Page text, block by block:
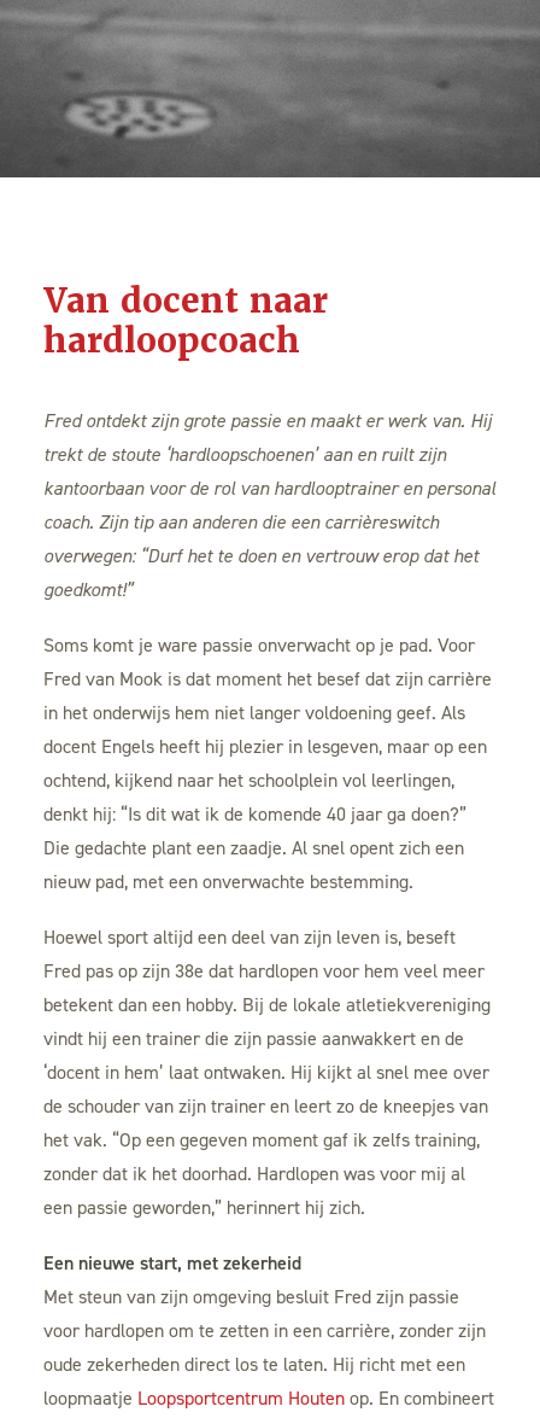
Van docent naar
hardloopcoach
Fred ontdekt zijn grote passie en maakt er werk van. Hij
trekt de stoute ‘hardloopschoenen’ aan en ruilt zijn
kantoorbaan voor de rol van hardlooptrainer en personal
coach. Zijn tip aan anderen die een carrièreswitch
overwegen: “Durf het te doen en vertrouw erop dat het
goedkomt!”
Soms komt je ware passie onverwacht op je pad. Voor
Fred van Mook is dat moment het besef dat zijn carrière
in het onderwijs hem niet langer voldoening geef. Als
docent Engels heeft hij plezier in lesgeven, maar op een
ochtend, kijkend naar het schoolplein vol leerlingen,
denkt hij: “Is dit wat ik de komende 40 jaar ga doen?”
Die gedachte plant een zaadje. Al snel opent zich een
nieuw pad, met een onverwachte bestemming.
Hoewel sport altijd een deel van zijn leven is, beseft
Fred pas op zijn 38e dat hardlopen voor hem veel meer
betekent dan een hobby. Bij de lokale atletiekvereniging
vindt hij een trainer die zijn passie aanwakkert en de
‘docent in hem’ laat ontwaken. Hij kijkt al snel mee over
de schouder van zijn trainer en leert zo de kneepjes van
het vak. “Op een gegeven moment gaf ik zelfs training,
zonder dat ik het doorhad. Hardlopen was voor mij al
een passie geworden,” herinnert hij zich.
Een nieuwe start, met zekerheid
Met steun van zijn omgeving besluit Fred zijn passie
voor hardlopen om te zetten in een carrière, zonder zijn
oude zekerheden direct los te laten. Hij richt met een
loopmaatje Loopsportcentrum Houtenop. En combineert